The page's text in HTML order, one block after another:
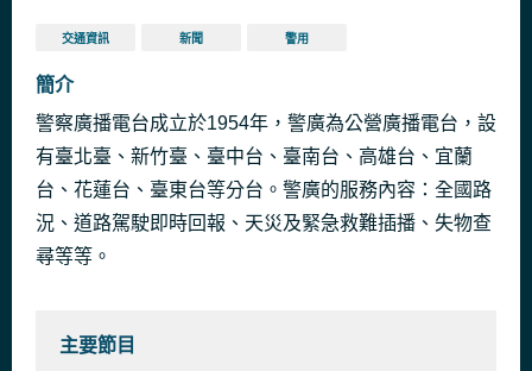
天天開心
PA PUN BAND
On the Playground
Dominik Hauser
57 分鐘前
Chase the Donkey
Dominik Hauser
58 分鐘前
交通資訊 新聞 警用
簡介
警察廣播電台成立於1954年，警廣為公營廣播電台，設
有臺北臺、新竹臺、臺中台、臺南台、高雄台、宜蘭
台、花蓮台、臺東台等分台。警廣的服務內容：全國路
況、道路駕駛即時回報、天災及緊急救難插播、失物查
尋等等。
主要節目